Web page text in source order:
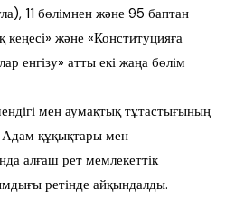
11 бөлімнен және 95 баптан
және «Конституцияға
енгізу» атты екі жаңа бөлім
мен аумақтық тұтастығының
Адам құқықтары мен
алғаш рет мемлекеттік
ретінде айқындалды.